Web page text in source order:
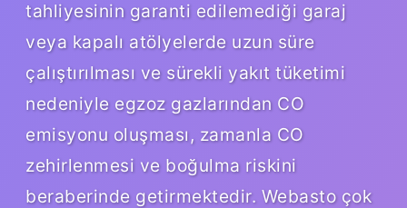
tahliyesinin garanti edilemediği garaj
veya kapalı atölyelerde uzun süre
çalıştırılması ve sürekli yakıt tüketimi
nedeniyle egzoz gazlarından CO
emisyonu oluşması, zamanla CO
zehirlenmesi ve boğulma riskini
beraberinde getirmektedir. Webasto çok